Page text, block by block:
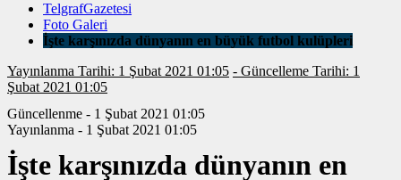
TelgrafGazetesi
Foto Galeri
İşte karşınızda dünyanın en büyük futbol kulüpleri
Yayınlanma Tarihi: 1 Şubat 2021 01:05 - Güncelleme Tarihi: 1
Şubat 2021 01:05
Güncellenme - 1 Şubat 2021 01:05
Yayınlanma - 1 Şubat 2021 01:05
İşte karşınızda dünyanın en